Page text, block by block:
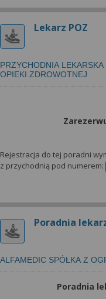
Lekarz POZ
PRZYCHODNIA
OPIEKI ZDROWOTNEJ
Rejestracja do tej poradni
z przychodnią pod numerem:
Poradnia
ALFAMEDIC SPÓŁKA Z
Poradnia